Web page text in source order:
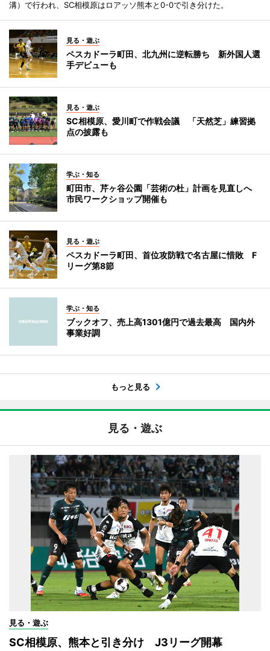
溝）で行われ、SC相模原はロアッソ熊本と0-0で引き分けた。
見る・遊ぶ
ペスカドーラ町田、北九州に逆転勝ち 新外国人選
手デビューも
見る・遊ぶ
SC相模原、愛川町で作戦会議 「天然芝」練習拠
点の披露も
学ぶ・知る
町田市、芹ヶ谷公園「芸術の杜」計画を見直しへ
市民ワークショップ開催も
見る・遊ぶ
ペスカドーラ町田、首位攻防戦で名古屋に惜敗 F
リーグ第8節
学ぶ・知る
ブックオフ、売上高1301億円で過去最高 国内外
事業好調
もっと見る
見る・遊ぶ
見る・遊ぶ
SC相模原、熊本と引き分け J3リーグ開幕